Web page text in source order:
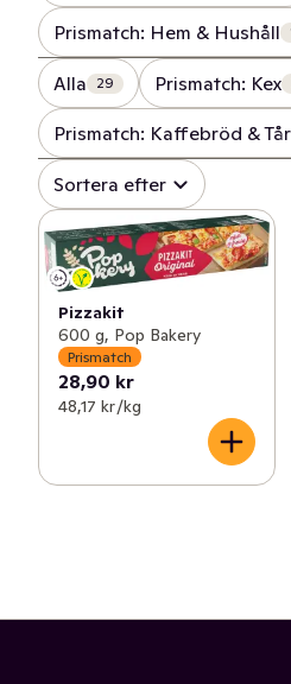
Prismatch: Hem & Hushåll
Alla 29 Prismatch: Kex
Prismatch: Kaffebröd &
Sortera efter
Pizzakit
600 g, Pop Bakery
Prismatch
28,90 kr
48,17 kr /kg